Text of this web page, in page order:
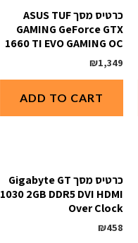
כרטיס מסך ASUS TUF
GAMING GeForce GTX
1660 TI EVO GAMING OC
₪1,349
ADD TO CART
כרטיס מסך Gigabyte GT
1030 2GB DDR5 DVI HDMI
Over Clock
₪458